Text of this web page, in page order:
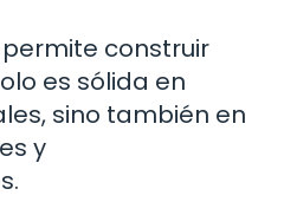
construir
es sólida en
sino también en
y